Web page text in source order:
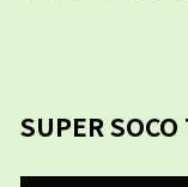
SUPER